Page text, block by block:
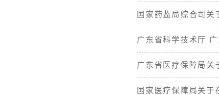
国家药监局综合司
广东省科学技术厅
广东省医疗保障局关
国家医疗保障局关于